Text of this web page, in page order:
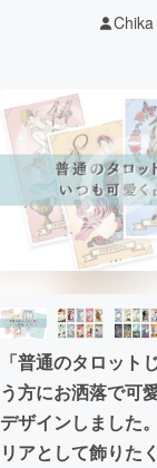
テク
映像
ビジ
まち
「普通のタロット
う方にお洒落で可
デザインしました
リアとして飾りた